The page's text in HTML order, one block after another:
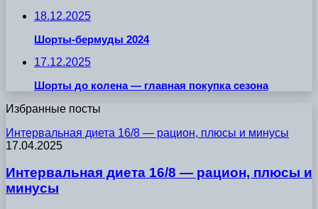
18.12.2025
Шорты-бермуды 2024
17.12.2025
Шорты до колена — главная покупка сезона
Избранные посты
Интервальная диета 16/8 — рацион, плюсы и минусы
17.04.2025
Интервальная диета 16/8 — рацион, плюсы и
минусы